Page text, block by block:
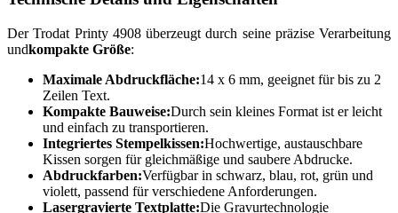
Der Trodat Printy 4908 überzeugt durch seine präzise Verarbeitung
undkompakte Größe:
Maximale Abdruckfläche:14 x 6 mm, geeignet für bis zu 2
Zeilen Text.
Kompakte Bauweise:Durch sein kleines Format ist er leicht
und einfach zu transportieren.
Integriertes Stempelkissen:Hochwertige, austauschbare
Kissen sorgen für gleichmäßige und saubere Abdrucke.
Abdruckfarben:Verfügbar in schwarz, blau, rot, grün und
violett, passend für verschiedene Anforderungen.
Lasergravierte Textplatte:Die Gravurtechnologie